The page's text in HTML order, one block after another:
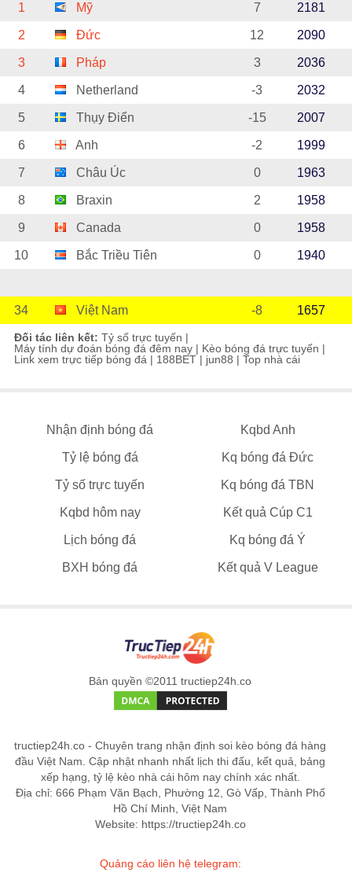
1 Mỹ 7 2181
2 Đức 12 2090
3 Pháp 3 2036
4 Netherland -3 2032
5 Thụy Điển -15 2007
6 Anh -2 1999
7 Châu Úc 0 1963
8 Braxin 2 1958
9 Canada 0 1958
10 Bắc Triều Tiên 0 1940
34 Việt Nam -8 1657
Đối tác liên kết: Tỷ số trực tuyến |
Máy tính dự đoán bóng đá đêm nay | Kèo bóng đá trực tuyến |
Link xem trực tiếp bóng đá | 188BET | jun88 | Top nhà cái
Nhận định bóng đá Kqbd Anh
Tỷ lệ bóng đá Kq bóng đá Đức
Tỷ số trực tuyến Kq bóng đá TBN
Kqbd hôm nay Kết quả Cúp C1
Lịch bóng đá Kq bóng đá Ý
BXH bóng đá Kết quả V League
Bản quyền ©2011 tructiep24h.co
tructiep24h.co - Chuyên trang nhận định soi kèo bóng đá hàng
đầu Việt Nam. Cập nhật nhanh nhất lịch thi đấu, kết quả, bảng
xếp hạng, tỷ lệ kèo nhà cái hôm nay chính xác nhất.
Địa chỉ: 666 Phạm Văn Bạch, Phường 12, Gò Vấp, Thành Phố
Hồ Chí Minh, Việt Nam
Website: https://tructiep24h.co
Quảng cáo liên hệ telegram: